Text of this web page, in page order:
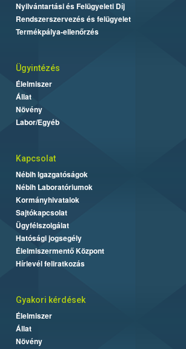
Nyilvántartási és Felügyeleti Díj
Rendszerszervezés és felügyelet
Termékpálya-ellenőrzés
Ügyintézés
Élelmiszer
Állat
Növény
Labor/Egyéb
Kapcsolat
Nébih Igazgatóságok
Nébih Laboratóriumok
Kormányhivatalok
Sajtókapcsolat
Ügyfélszolgálat
Hatósági jogsegély
Élelmiszermentő Központ
Hírlevél feliratkozás
Gyakori kérdések
Élelmiszer
Állat
Növény